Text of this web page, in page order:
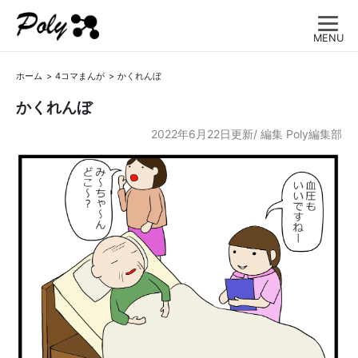
MENU
ホーム 4コマまんが かくれんぼ
かくれんぼ
2022年6月22日更新/ 編集 Poly編集部